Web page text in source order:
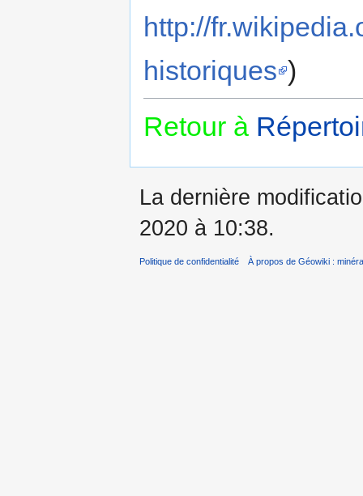
http://
historiques )
Retour à
La dernière
2020 à 10:38.
Politique de confidentialité À propos de Géowiki :